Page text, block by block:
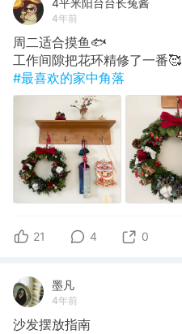
4平米阳台台长兔酱
4年前
周二适合摸鱼🐟
工作间隙把花环精修了一番🥰
#最喜欢的家中角落
21 4 0
墨凡
4年前
沙发摆放指南